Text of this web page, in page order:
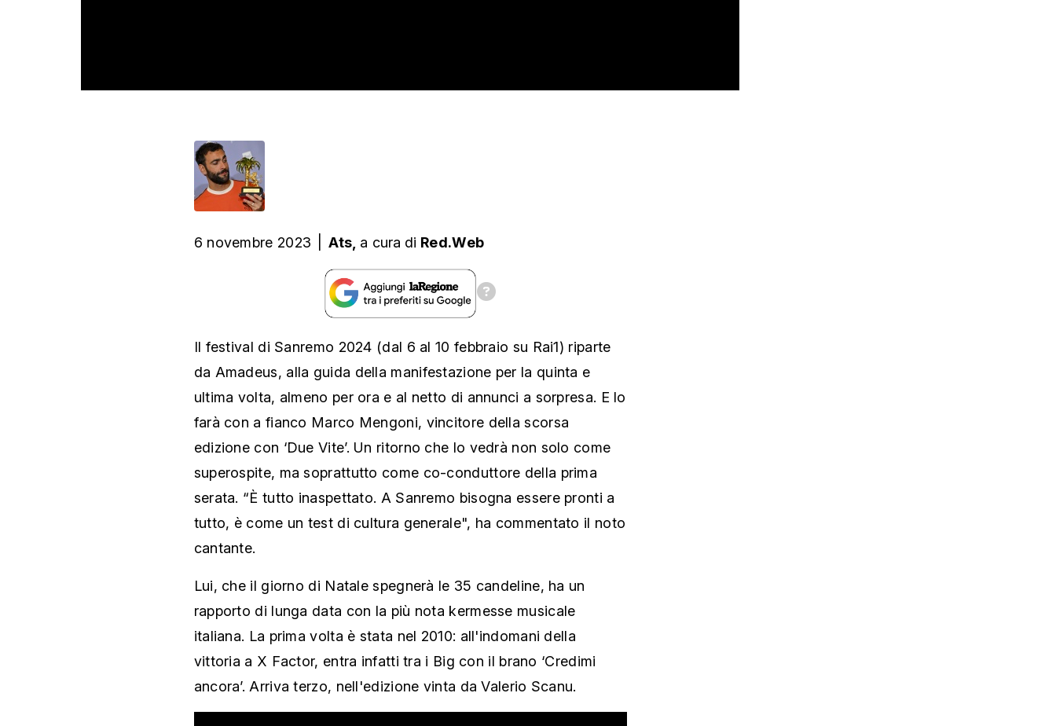
6 novembre 2023 Ats, a cura di Red.Web
Il festival di Sanremo 2024 (dal 6 al 10 febbraio su Rai1) riparte
da Amadeus, alla guida della manifestazione per la quinta e
ultima volta, almeno per ora e al netto di annunci a sorpresa. E lo
farà con a fianco Marco Mengoni, vincitore della scorsa
edizione con ‘Due Vite’. Un ritorno che lo vedrà non solo come
superospite, ma soprattutto come co-conduttore della prima
serata. “È tutto inaspettato. A Sanremo bisogna essere pronti a
tutto, è come un test di cultura generale", ha commentato il noto
cantante.
Lui, che il giorno di Natale spegnerà le 35 candeline, ha un
rapporto di lunga data con la più nota kermesse musicale
italiana. La prima volta è stata nel 2010: all'indomani della
vittoria a X Factor, entra infatti tra i Big con il brano ‘Credimi
ancora’. Arriva terzo, nell'edizione vinta da Valerio Scanu.